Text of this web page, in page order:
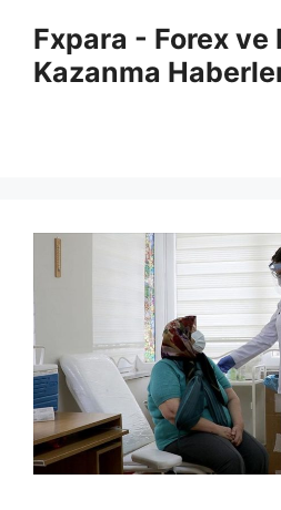
Fxpara - Forex ve
Kazanma